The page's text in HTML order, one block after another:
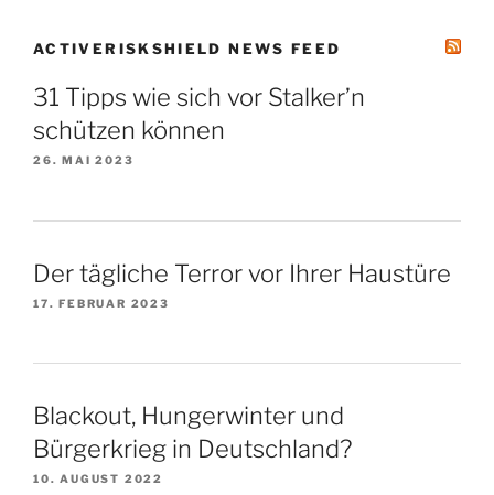
ACTIVERISKSHIELD NEWS FEED
31 Tipps wie sich vor Stalker’n
schützen können
26. MAI 2023
Der tägliche Terror vor Ihrer Haustüre
17. FEBRUAR 2023
Blackout, Hungerwinter und
Bürgerkrieg in Deutschland?
10. AUGUST 2022